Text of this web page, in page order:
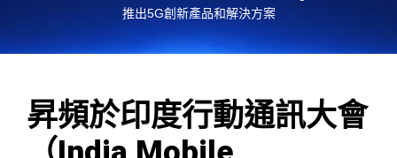
推出5G創新產品和解決方案
昇頻於印度行動通訊大會